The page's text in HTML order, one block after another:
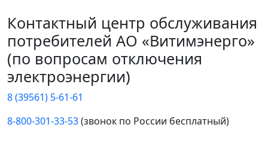
Контактный центр обслуживания
потребителей АО «Витимэнерго»
(по вопросам отключения
электроэнергии)
8 (39561) 5-61-61
8-800-301-33-53(звонок по России бесплатный)